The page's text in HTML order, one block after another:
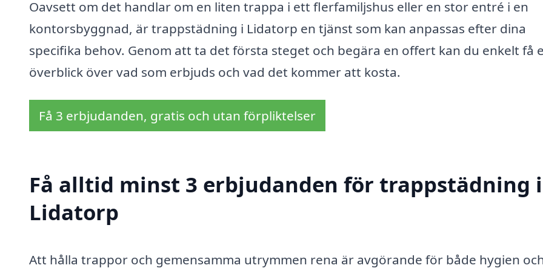
Oavsett om det handlar om en liten trappa i ett flerfamiljshus eller en stor entré i en
kontorsbyggnad, är trappstädning i Lidatorp en tjänst som kan anpassas efter dina
specifika behov. Genom att ta det första steget och begära en offert kan du enkelt få
överblick över vad som erbjuds och vad det kommer att kosta.
Få 3 erbjudanden, gratis och utan förpliktelser
Få alltid minst 3 erbjudanden för trappstädning i
Lidatorp
Att hålla trappor och gemensamma utrymmen rena är avgörande för både hygien